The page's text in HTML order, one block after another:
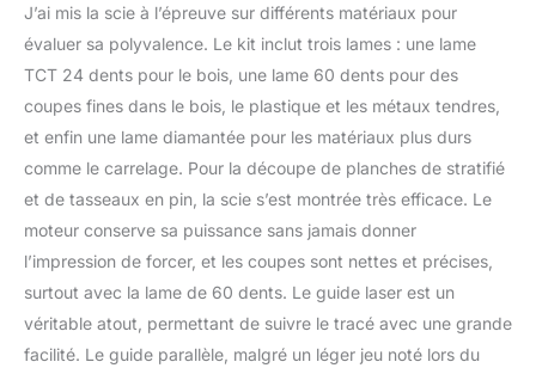
J’ai mis la scie à l’épreuve sur différents matériaux pour
évaluer sa polyvalence. Le kit inclut trois lames : une lame
TCT 24 dents pour le bois, une lame 60 dents pour des
coupes fines dans le bois, le plastique et les métaux tendres,
et enfin une lame diamantée pour les matériaux plus durs
comme le carrelage. Pour la découpe de planches de stratifié
et de tasseaux en pin, la scie s’est montrée très efficace. Le
moteur conserve sa puissance sans jamais donner
l’impression de forcer, et les coupes sont nettes et précises,
surtout avec la lame de 60 dents. Le guide laser est un
véritable atout, permettant de suivre le tracé avec une grande
facilité. Le guide parallèle, malgré un léger jeu noté lors du